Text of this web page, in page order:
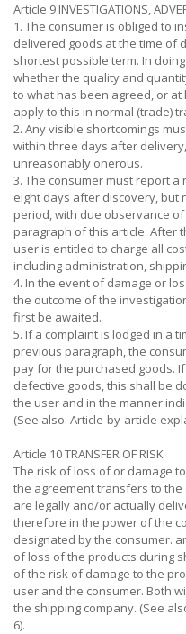
Article 9 INVESTIGATIONS,
1. The consumer is obliged to
delivered goods at the time of
shortest possible term. In
whether the quality and
to what has been agreed, or
apply to this in normal (trade)
2. Any visible shortcomings
within three days after
unreasonably onerous.
3. The consumer must report
eight days after discovery,
period, with due observance
paragraph of this article. After
user is entitled to charge all
including administration,
4. In the event of damage or
the outcome of the
first be awaited.
5. If a complaint is lodged in a
previous paragraph, the
pay for the purchased goods.
defective goods, this shall be
the user and in the manner
(See also: Article-by-article
Article 10 TRANSFER OF RISK
The risk of loss of or damage
the agreement transfers to
are legally and/or actually
therefore in the power of the
designated by the consumer.
of loss of the products during
of the risk of damage to the
user and the consumer. Both
the shipping company. (See
6).